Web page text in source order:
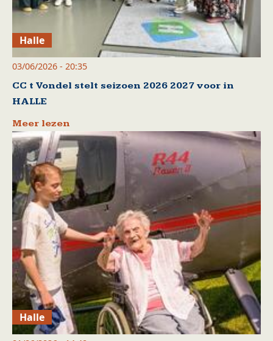
Halle
03/06/2026 - 20:35
CC t Vondel stelt seizoen 2026 2027 voor in
HALLE
Meer lezen
Halle